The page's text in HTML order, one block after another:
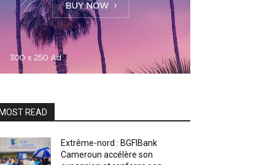
READ
Extrême-nord : BGFIBank
Cameroun accélère son